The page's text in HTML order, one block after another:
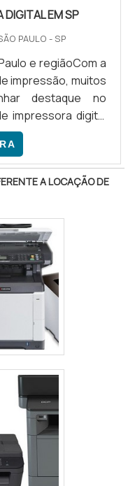
DIGITAL EM SP
PAULO - SP
e regiãoCom a
impressão, muitos
destaque no
impressora digital
para pequenas
renovar materiais
correção. OUTRAS
Além
o equipamento
A LOCAÇÃO DE